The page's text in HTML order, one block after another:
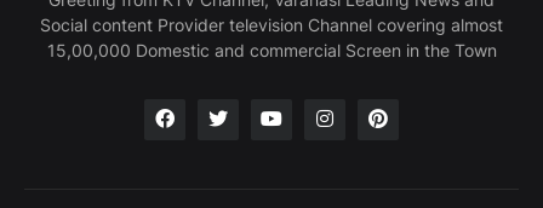
Social content Provider television Channel covering almost
15,00,000 Domestic and commercial Screen in the Town